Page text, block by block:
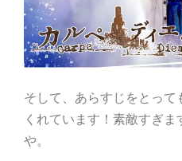
そして、あらすじをとっ
くれています！素敵すぎ
や。